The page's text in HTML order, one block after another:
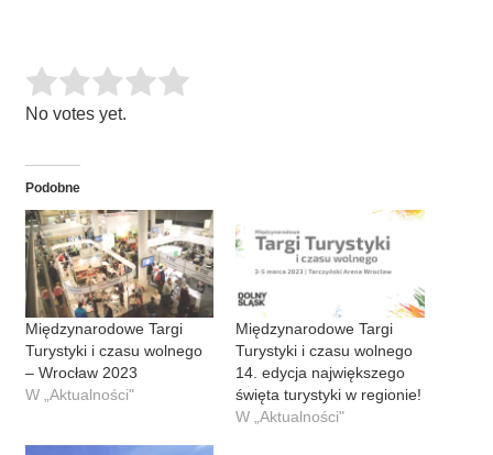
Rate this item:
No votes yet.
Podobne
Międzynarodowe Targi
Turystyki i czasu wolnego
– Wrocław 2023
W „Aktualności"
Międzynarodowe Targi
Turystyki i czasu wolnego
14. edycja największego
święta turystyki w regionie!
W „Aktualności"